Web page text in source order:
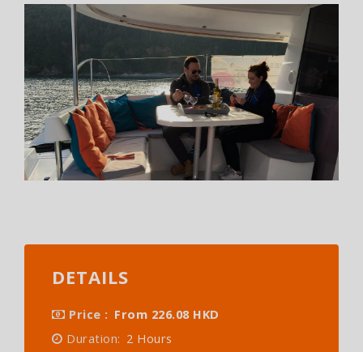
DETAILS
Price : From 226.08 HKD
Duration: 2 Hours